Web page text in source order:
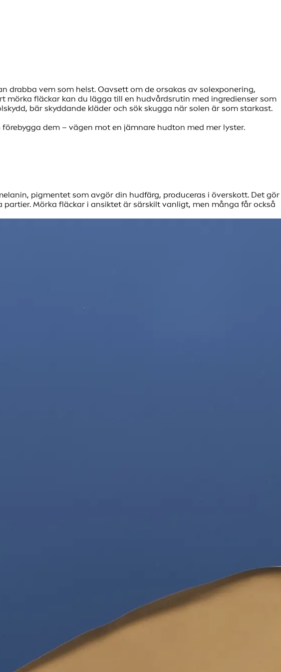
vem som helst. Oavsett om de orsakas av solexponering,
fläckar kan du lägga till en hudvårdsrutin med ingredienser som
bär skyddande kläder och sök skugga när solen är som starkast.
dem – vägen mot en jämnare hudton med mer lyster.
pigmentet som avgör din hudfärg, produceras i överskott. Det gör
Mörka fläckar i ansiktet är särskilt vanligt, men många får också